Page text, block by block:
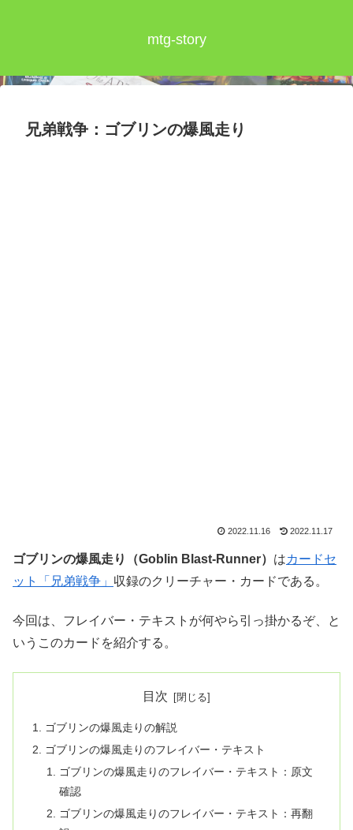
mtg-story
兄弟戦争：ゴブリンの爆風走り
2022.11.16 2022.11.17
ゴブリンの爆風走り（Goblin Blast-Runner） はカードセ
ット「兄弟戦争」 収録のクリーチャー・カードである。
今回は、フレイバー・テキストが何やら引っ掛かるぞ、と
いうこのカードを紹介する。
目次
ゴブリンの爆風走りの解説
ゴブリンの爆風走りのフレイバー・テキスト
ゴブリンの爆風走りのフレイバー・テキスト：原文
確認
ゴブリンの爆風走りのフレイバー・テキスト：再翻